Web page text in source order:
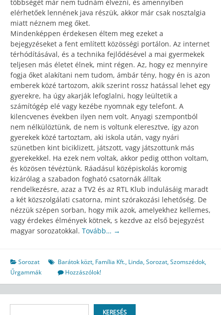
többségét már nem tudnám élvezni, és amennyiben
elérhetőek lennének java részük, akkor már csak nosztalgia
miatt néznem meg őket.
Mindenképpen érdekesen éltem meg ezeket a
bejegyzéseket a fent említett közösségi portálon. Az internet
térhódításával, és a technika fejlődésével a mai gyermekek
teljesen más életet élnek, mint régen. Az, hogy ez mennyire
fogja őket alakítani nem tudom, ámbár tény, hogy én is azon
emberek közé tartozom, akik szerint rossz hatással lehet egy
gyerekre, ha úgy akarják lefoglalni, hogy leültetik a
számítógép elé vagy kezébe nyomnak egy telefont. A
kilencvenes években ilyen nem volt. Anyagi szempontból
nem nélkülöztünk, de nem is voltunk eleresztve, így azon
gyerekek közé tartoztam, aki iskola után, vagy nyári
szünetben kint biciklizett, játszott, vagy játszottunk más
gyerekekkel. Ha ezek nem voltak, akkor pedig otthon voltam,
és közösen tévéztünk. Ráadásul középiskolás koromig
kizárólag a szabadon fogható csatornák álltak
rendelkezésre, azaz a TV2 és az RTL Klub indulásáig maradt
a két közszolgálati csatorna, mint szórakozási lehetőség. De
nézzük szépen sorban, hogy mik azok, amelyekhez kellemes,
vagy érdekes élmények kötnek, s kezdve az első bejegyzést
magyar sorozatokkal. Tovább… →
Sorozat Barátok közt, Família Kft., Linda,Sorozat,Szomszédok,
Űrgammák
Hozzászólok!
KERESÉS